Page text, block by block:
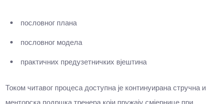
пословног плана
пословног модела
практичних предузетничких вјештина
Током читавог процеса доступна је континуирана стручна и